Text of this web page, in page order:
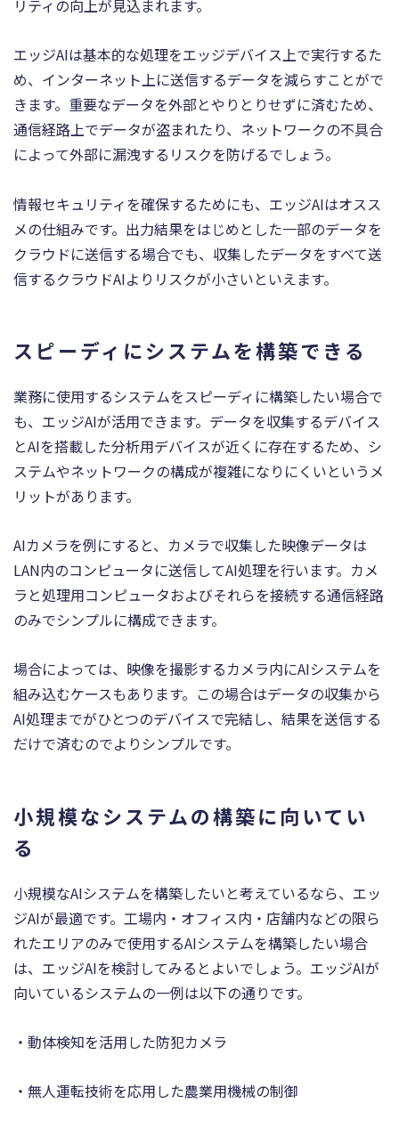
リティの向上が見込まれます。
エッジAIは基本的な処理をエッジデバイス上で実行するた
め、インターネット上に送信するデータを減らすことがで
きます。重要なデータを外部とやりとりせずに済むため、
通信経路上でデータが盗まれたり、ネットワークの不具合
によって外部に漏洩するリスクを防げるでしょう。
情報セキュリティを確保するためにも、エッジAIはオスス
メの仕組みです。出力結果をはじめとした一部のデータを
クラウドに送信する場合でも、収集したデータをすべて送
信するクラウドAIよりリスクが小さいといえます。
スピーディにシステムを構築できる
業務に使用するシステムをスピーディに構築したい場合で
も、エッジAIが活用できます。データを収集するデバイス
とAIを搭載した分析用デバイスが近くに存在するため、シ
ステムやネットワークの構成が複雑になりにくいというメ
リットがあります。
AIカメラを例にすると、カメラで収集した映像データは
LAN内のコンピュータに送信してAI処理を行います。カメ
ラと処理用コンピュータおよびそれらを接続する通信経路
のみでシンプルに構成できます。
場合によっては、映像を撮影するカメラ内にAIシステムを
組み込むケースもあります。この場合はデータの収集から
AI処理までがひとつのデバイスで完結し、結果を送信する
だけで済むのでよりシンプルです。
小規模なシステムの構築に向いてい
る
小規模なAIシステムを構築したいと考えているなら、エッ
ジAIが最適です。工場内・オフィス内・店舗内などの限ら
れたエリアのみで使用するAIシステムを構築したい場合
は、エッジAIを検討してみるとよいでしょう。エッジAIが
向いているシステムの一例は以下の通りです。
・動体検知を活用した防犯カメラ
・無人運転技術を応用した農業用機械の制御